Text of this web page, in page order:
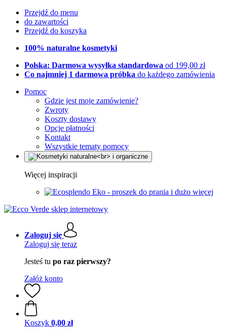
Przejdź do menu
do zawartości
Przejdź do koszyka
100% naturalne kosmetyki
Polska: Darmowa wysyłka standardowa od 199,00 zł
Co najmniej 1 darmowa próbka do każdego zamówienia
Pomoc
Gdzie jest moje zamówienie?
Zwroty
Koszty dostawy
Opcje płatności
Kontakt
Wszystkie tematy pomocy
Więcej inspiracji
Eko - proszek do prania i dużo więcej
Zaloguj się
Zaloguj się teraz
Jesteś tu po raz pierwszy?
Załóż konto
Koszyk 0,00 zł